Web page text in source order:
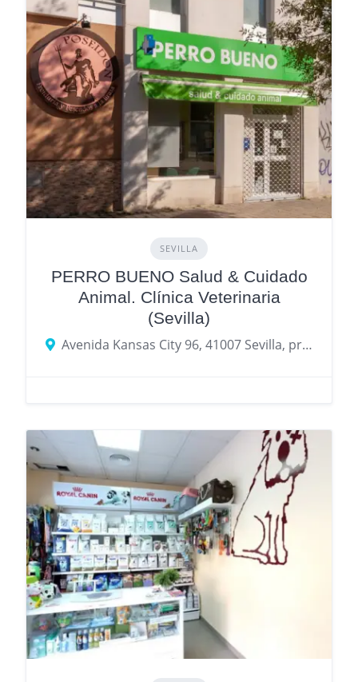
SEVILLA
PERRO BUENO Salud & Cuidado
Animal. Clínica Veterinaria
(Sevilla)
Avenida Kansas City 96, 41007 Sevilla, provincia de Sevilla, España